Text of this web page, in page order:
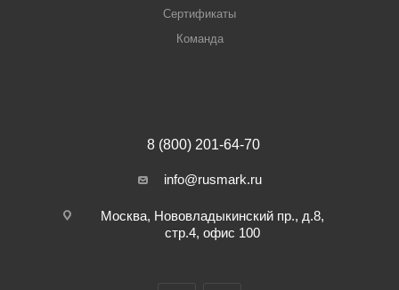
Сертификаты
Команда
8 (800) 201-64-70
info@rusmark.ru
Москва, Нововладыкинский пр., д.8,
стр.4, офис 100